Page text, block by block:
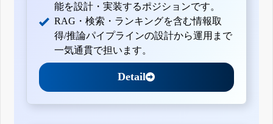
能を設計・実装するポジションです。
RAG・検索・ランキングを含む情報取
得/推論パイプラインの設計から運用まで
一気通貫で担います。
Detail